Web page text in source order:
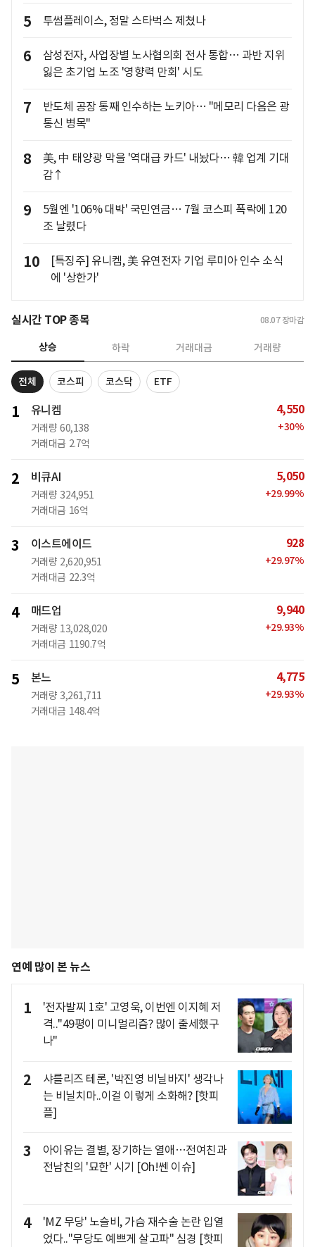
5 투썸플레이스, 정말 스타벅스 제쳤나
6
삼성전자, 사업장별 노사협의회 전사 통합… 과반 지위
잃은 초기업 노조 '영향력 만회' 시도
7
반도체 공장 통째 인수하는 노키아… "메모리 다음은 광
통신 병목"
8
美, 中 태양광 막을 '역대급 카드' 내놨다… 韓 업계 기대
감↑
9
5월엔 '106% 대박' 국민연금… 7월 코스피 폭락에 120
조 날렸다
10
[특징주] 유니켐, 美 유연전자 기업 루미아 인수 소식
에 '상한가'
실시간 TOP 종목 08.07 장마감
상승 하락 거래대금 거래량
전체 코스피 코스닥 ETF
1 유니켐
거래량 60,138
거래대금 2.7억
4,550
+30%
2 비큐AI
거래량 324,951
거래대금 16억
5,050
+29.99%
3 이스트에이드
거래량 2,620,951
거래대금 22.3억
928
+29.97%
4 매드업
거래량 13,028,020
거래대금 1190.7억
9,940
+29.93%
5 본느
거래량 3,261,711
거래대금 148.4억
4,775
+29.93%
연예 많이 본 뉴스
1
'전자발찌 1호' 고영욱, 이번엔 이지혜 저
격.."49평이 미니멀리즘? 많이 출세했구
나"
2
샤를리즈 테론, '박진영 비닐바지' 생각나
는 비닐치마..이걸 이렇게 소화해? [핫피
플]
3
아이유는 결별, 장기하는 열애…전여친과
전남친의 '묘한' 시기 [Oh!쎈 이슈]
4
'MZ 무당' 노슬비, 가슴 재수술 논란 입열
었다.."무당도 예쁘게 살고파" 심경 [핫피